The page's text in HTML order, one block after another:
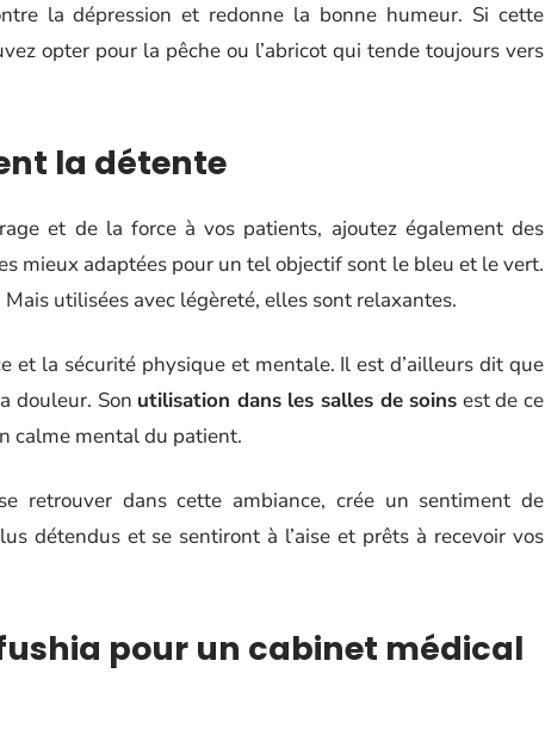
la dépression et redonne la bonne humeur. Si cette
opter pour la pêche ou l’abricot qui tende toujours vers
la détente
et de la force à vos patients, ajoutez également des
mieux adaptées pour un tel objectif sont le bleu et le vert.
utilisées avec légèreté, elles sont relaxantes.
et la sécurité physique et mentale. Il est d’ailleurs dit que
douleur. Son utilisation dans les salles de soins est de ce
calme mental du patient.
retrouver dans cette ambiance, crée un sentiment de
détendus et se sentiront à l’aise et prêts à recevoir vos
pour un cabinet médical